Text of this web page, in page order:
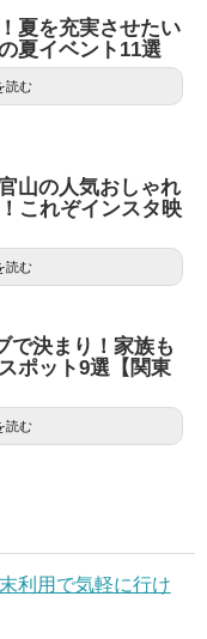
夏を充実させたい
夏イベント11選
読む
山の人気おしゃれ
これぞインスタ映
読む
で決まり！家族も
ポット9選【関東
読む
利用で気軽に行け